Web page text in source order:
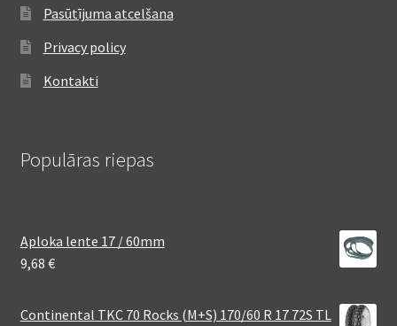
Pasūtījuma atcelšana
Privacy policy
Kontakti
Populāras riepas
Aploka lente 17 / 60mm
9,68 €
Continental TKC 70 Rocks (M+S) 170/60 R 17 72S TL